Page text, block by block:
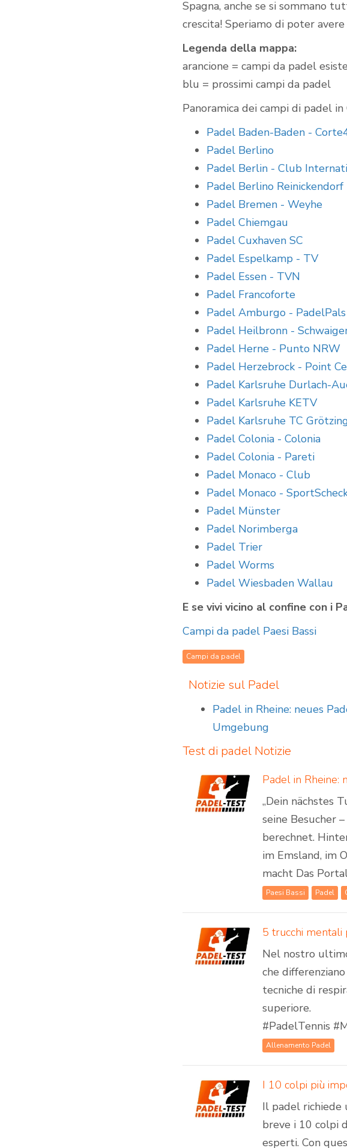
Spagna, anche se si sommano
crescita! Speriamo di poter
Legenda della mappa:
arancione = campi da padel
blu = prossimi campi da padel
Panoramica dei campi di padel in
Padel Baden-Baden -
Padel Berlino
Padel Berlin - Club
Padel Berlino Reinickendorf
Padel Bremen - Weyhe
Padel Chiemgau
Padel Cuxhaven SC
Padel Espelkamp - TV
Padel Essen - TVN
Padel Francoforte
Padel Amburgo - PadelPals
Padel Heilbronn -
Padel Herne - Punto NRW
Padel Herzebrock - Point
Padel Karlsruhe Durlach-
Padel Karlsruhe KETV
Padel Karlsruhe TC
Padel Colonia - Colonia
Padel Colonia - Pareti
Padel Monaco - Club
Padel Monaco -
Padel Münster
Padel Norimberga
Padel Trier
Padel Worms
Padel Wiesbaden Wallau
E se vivi vicino al confine con i
Campi da padel Paesi Bassi
Campi da padel
Notizie sul Padel
Padel in Rheine: neues
Umgebung
Test di padel Notizie
„Dein nächstes
seine Besucher
berechnet.
im Emsland, im
macht Das
Paesi Bassi Padel
5 trucchi mentali
Nel nostro
che
tecniche di
superiore.
#PadelTennis
Allenamento Padel
I 10 colpi più
Il padel richiede
breve i 10 colpi
esperti. Con